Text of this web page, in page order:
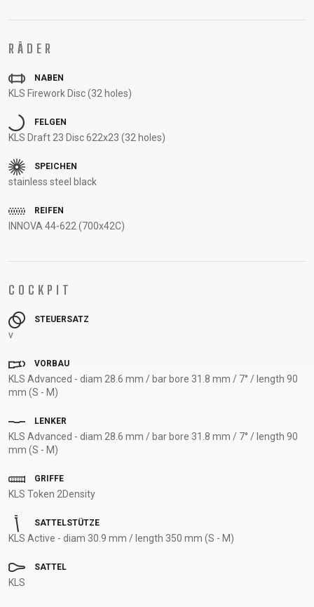
B2B LOGIN
RÄDER
NABEN
KLS Firework Disc (32 holes)
FELGEN
KLS Draft 23 Disc 622x23 (32 holes)
SPEICHEN
stainless steel black
REIFEN
INNOVA 44-622 (700x42C)
COCKPIT
STEUERSATZ
v
VORBAU
KLS Advanced - diam 28.6 mm / bar bore 31.8 mm / 7° / length 90
mm (S - M)
LENKER
KLS Advanced - diam 28.6 mm / bar bore 31.8 mm / 7° / length 90
mm (S - M)
GRIFFE
KLS Token 2Density
SATTELSTÜTZE
KLS Active - diam 30.9 mm / length 350 mm (S - M)
SATTEL
KLS